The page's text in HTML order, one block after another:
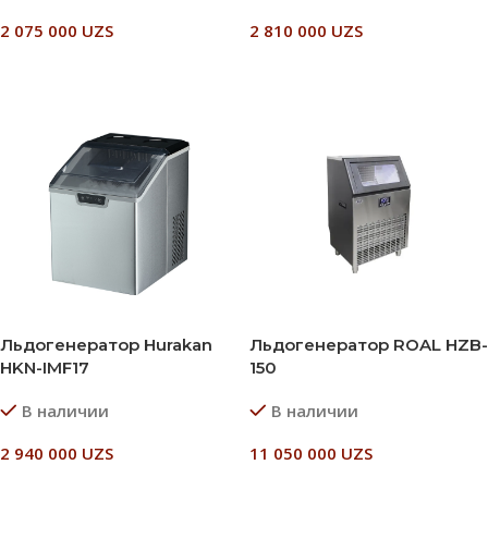
2 075 000 UZS
2 810 000 UZS
Льдогенератор Hurakan
HKN-IMF17
В наличии
2 940 000 UZS
Льдогенератор ROAL HZB-
150
В наличии
11 050 000 UZS